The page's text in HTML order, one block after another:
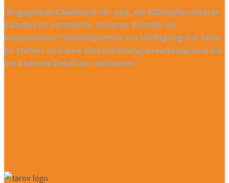
“Engagement bedeutet für uns, die Wünsche unserer
Kunden zu verstehen, unseren Kunden als
kompetenter Technikpartner zur Verfügung zur Seite
zu stehen und eine Veranstaltung zuverlässig und bis
ins kleinste Detail zu realisieren.”